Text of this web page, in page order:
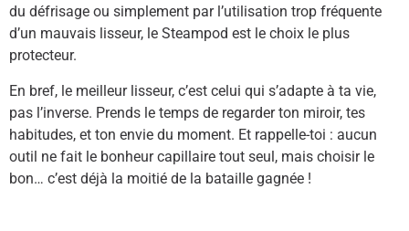
du défrisage ou simplement par l’utilisation trop fréquente
d’un mauvais lisseur, le Steampod est le choix le plus
protecteur.
En bref, le meilleur lisseur, c’est celui qui s’adapte à ta vie,
pas l’inverse. Prends le temps de regarder ton miroir, tes
habitudes, et ton envie du moment. Et rappelle-toi : aucun
outil ne fait le bonheur capillaire tout seul, mais choisir le
bon… c’est déjà la moitié de la bataille gagnée !